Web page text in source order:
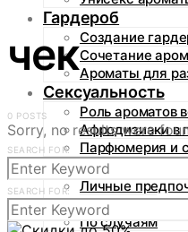
Гардероб
Создание
Сочетание
Ароматы для
Сексуальность
Роль ароматов
Афродизиаки в
Парфюмерия и
Аромагид
Личные
По сезонам
По случаям
чек
0 POSTS
Sorry, no results were
SEARCH FOR:
SEARCH FOR: